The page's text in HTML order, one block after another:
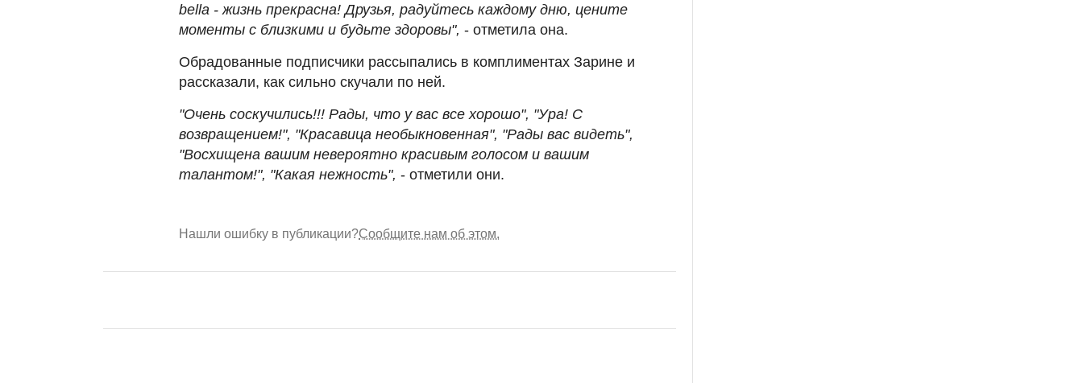
bella - жизнь прекрасна! Друзья, радуйтесь каждому дню, цените
моменты с близкими и будьте здоровы", - отметила она.
Обрадованные подписчики рассыпались в комплиментах Зарине и
рассказали, как сильно скучали по ней.
"Очень соскучились!!! Рады, что у вас все хорошо", "Ура! С
возвращением!", "Красавица необыкновенная", "Рады вас видеть",
"Восхищена вашим невероятно красивым голосом и вашим
талантом!", "Какая нежность", - отметили они.
Нашли ошибку в публикации?Сообщите нам об этом.